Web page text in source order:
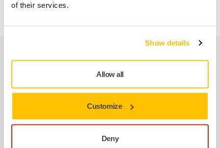
of their services.
Show details
Allow all
Customize
Deny
Dispenser till 5L Polarshine.
ANVÄND TILLSAMMANS
Hållare till Polarshine 5L
Lämplig stativ för montering av Mirka 5-
litersdunkar på väggen.